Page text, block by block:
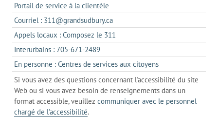
Portail de service à la clientèle
dans
un
nouvel
Courriel : 311@grandsudbury.cas'ouvre
dans
votre
de
messagerie
Appels locaux : Composez le 311
dans
un
client
de
votre
téléphone
Interurbains : 705-671-2489s'ouvre
dans
un
client
de
votre
En personne : Centres de services aux citoyenss'ouvre
dans
l'onglet
actuel
Si vous avez des questions concernant l'accessibilité du site
Web ou si vous avez besoin de renseignements dans un
format accessible, veuillez communiquer avec le personnel
chargé de l'accessibilité.